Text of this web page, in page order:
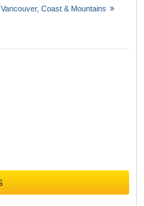
Vancouver, Coast & Mountains